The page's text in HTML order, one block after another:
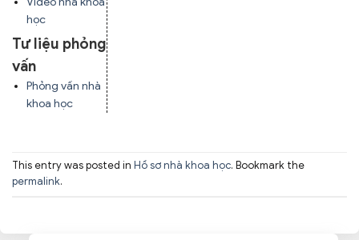
học
Tư liệu phỏng
vấn
Phỏng vấn nhà
khoa học
This entry was posted in Hồ sơ nhà khoa học. Bookmark the
permalink.